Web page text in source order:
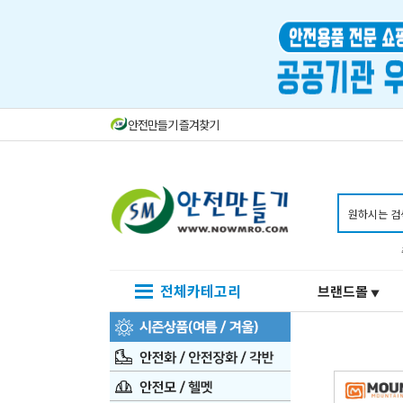
안전만들기 즐겨찾기
전체카테고리 브랜드몰 ▼